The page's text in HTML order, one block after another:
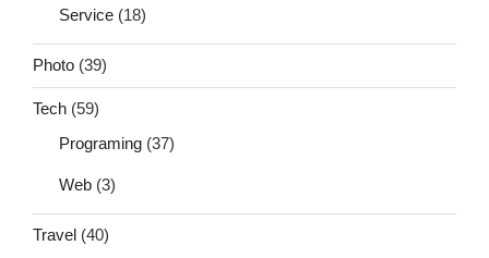
Service (18)
Photo (39)
Tech (59)
Programing (37)
Web (3)
Travel (40)